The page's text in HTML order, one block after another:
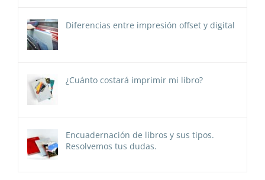
Diferencias entre impresión offset y digital
¿Cuánto costará imprimir mi libro?
Encuadernación de libros y sus tipos.
Resolvemos tus dudas.